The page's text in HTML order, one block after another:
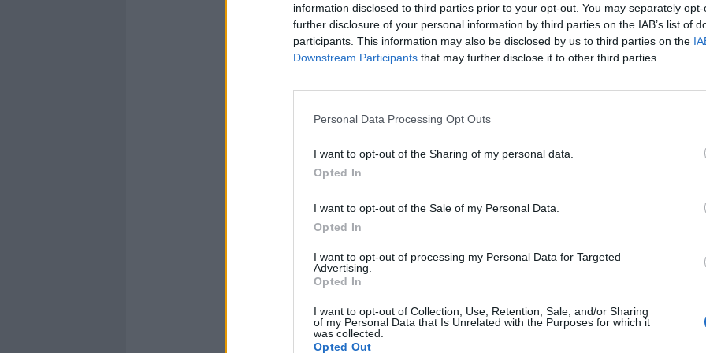
information disclosed to third parties prior to your opt-out. You may separately
further disclosure of your personal information by third parties on the IAB’s list of
participants. This information may also be disclosed by us to third parties on the
Downstream Participants that may further disclose it to other third parties.
Personal Data Processing Opt Outs
I want to opt-out of the Sharing of my personal data.
Opted In
I want to opt-out of the Sale of my Personal Data.
Opted In
I want to opt-out of processing my Personal Data for Targeted
Advertising.
Opted In
I want to opt-out of Collection, Use, Retention, Sale, and/or Sharing
of my Personal Data that Is Unrelated with the Purposes for which it
was collected.
Opted Out
Pirlo.
Rudy Giuliani a Come States?
americana